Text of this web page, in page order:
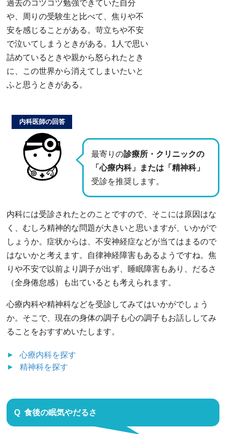
過去のコツコツ勉強できていた自分
や、周りの受験生と比べて、焦りや不
安を感じることがある。苛立ちや不安
で泣いてしまうときがある。1人で思い
詰めているときや親から怒られたとき
に、この世界から消えてしまいたいと
ふと思うときがある。
最寄りの診療所・クリニックの
「心療内科」または「精神科」
受診を推奨します。
内科医師の回答
内科には受診されたとのことですので、そこには原因はな
く、むしろ精神的な問題が大きいと思いますが、いかがで
しょうか。症状からは、不安神経症などが当てはまるので
はないかと考えます。自律神経障害もあるようですね。焦
りや不安で以前より調子が出ず、睡眠障害もあり、だるさ
（全身倦怠感）も出ているとも考えられます。
心療内科や精神科などを受診してみてはいかがでしょう
か。そこで、現在の身体の調子も心の調子もお話ししてみ
ることをおすすめいたします。
心療内科を探す
精神科を探す
食後の眠気やだるさ